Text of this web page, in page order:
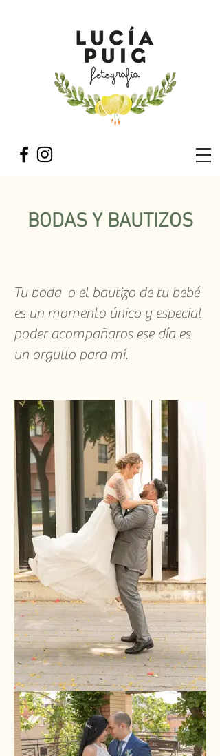
BODAS Y BAUTIZOS
Tu boda o el bautizo de tu bebé
es un momento único y especial
poder acompañaros ese día es
un orgullo para mí.